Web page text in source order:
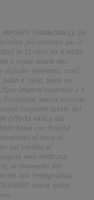
FINANZIABILE DA
più onerosa per il
in 12 mesi da € 60,88
il costo totale del
include: interessi, costi
€ 16,00, bollo su
importi superiori a €
finanziato, spesa mensile
(importo totale del
Offerta valica dal
con finalità
si invia al
sul credito ai
web dedicata
al momento del
non impegnativa.
opera quale